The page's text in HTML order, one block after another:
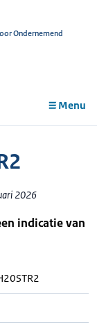
Ondernemend
Menu
2026
indicatie van